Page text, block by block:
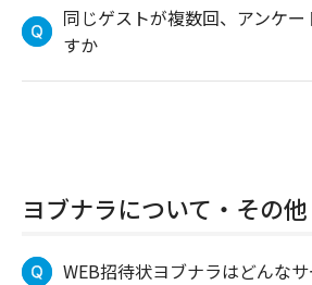
同じゲストが複数回、アンケー
すか
ヨブナラについて・その他
WEB招待状ヨブナラはどんな